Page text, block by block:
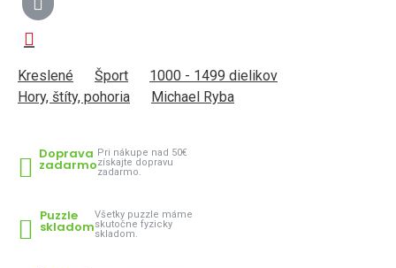
Kreslené Šport
1000 - 1499 dielikov
Hory, štíty, pohoria
Michael Ryba
Doprava
zadarmo
Pri nákupe nad 50€
získajte dopravu
zadarmo.
Puzzle
skladom
Všetky puzzle máme
skutočne fyzicky
skladom.